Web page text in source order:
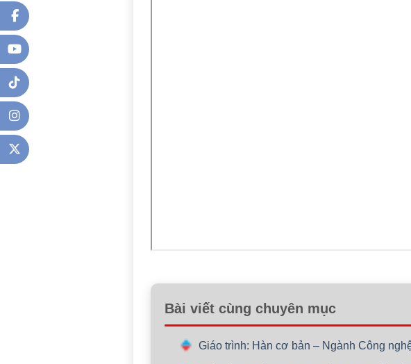
Bài viết cùng chuyên mục
Giáo trình: Hàn cơ bản – Ngành Công